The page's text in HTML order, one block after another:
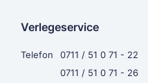
Verlegeservice
Telefon
0711 / 51 0 71 - 22
0711 / 51 0 71 - 26